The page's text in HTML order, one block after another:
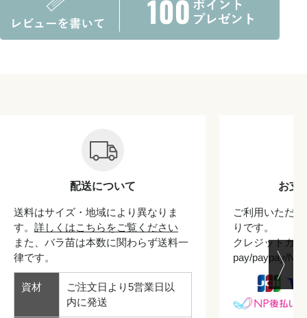
配送について
送料はサイズ・地域により異なりま
す。 詳しくはこちらをご覧ください
また、バラ苗は本数に関わらず送料一
律です。
資材
ご注文日より5営業日以
内に発送
お支
ご利用いただ
りです。
クレジットカ
pay/paypay/